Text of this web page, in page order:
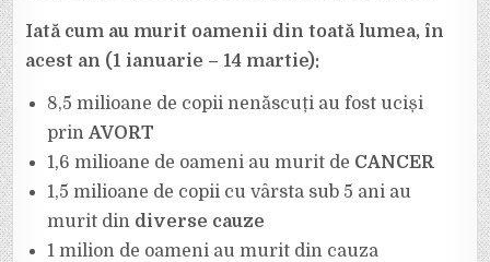
Iată cum au murit oamenii din toată lumea, în
acest an (1 ianuarie – 14 martie):
8,5 milioane de copii nenăscuți au fost uciși
prinAVORT
1,6 milioane de oameni au murit de CANCER
1,5 milioane de copii cu vârsta sub 5 ani au
murit din diverse cauze
1 milion de oameni au murit din cauza